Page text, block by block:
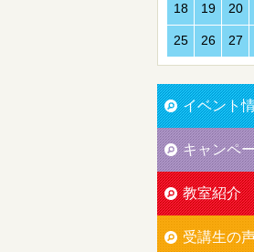
18 19 20
25 26 27
イベント
キャンペ
教室紹介
受講生の